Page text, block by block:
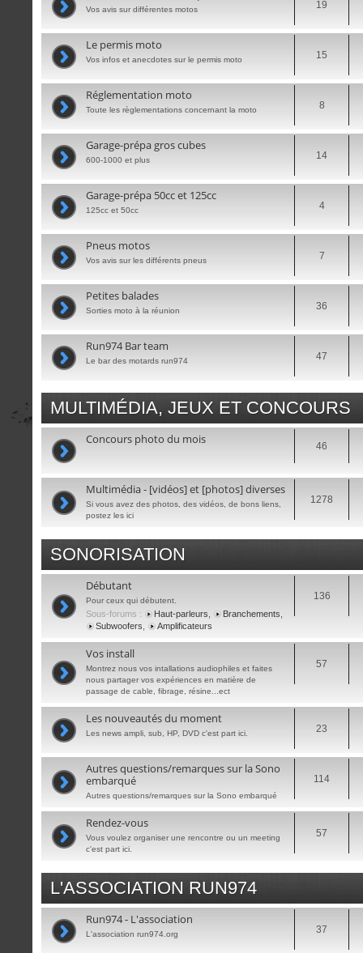
Vos avis sur différentes motos 19
Le permis moto
Vos infos et anecdotes sur le permis moto 15
Réglementation moto
Toute les règlementations concernant la moto 8
Garage-prépa gros cubes
600-1000 et plus 14
Garage-prépa 50cc et 125cc
125cc et 50cc 4
Pneus motos
Vos avis sur les différents pneus 7
Petites balades
Sorties moto à la réunion 36
Run974 Bar team
Le bar des motards run974 47
MULTIMÉDIA, JEUX ET CONCOURS
Concours photo du mois 46
Multimédia - [vidéos] et [photos] diverses
Si vous avez des photos, des vidéos, de bons liens,
postez les ici
1278
SONORISATION
Débutant
Pour ceux qui débutent.
Sous-forums : Haut-parleurs Branchements
Subwoofers
Amplificateurs
136
Vos install
Montrez nous vos intallations audiophiles et faites
nous partager vos expériences en matière de
passage de cable, fibrage, résine...ect
57
Les nouveautés du moment
Les news ampli, sub, HP, DVD c'est part ici. 23
Autres questions/remarques sur la Sono
embarqué
Autres questions/remarques sur la Sono embarqué
114
Rendez-vous
Vous voulez organiser une rencontre ou un meeting
c'est part ici.
57
L'ASSOCIATION RUN974
Run974 - L'association
L'association run974.org 37